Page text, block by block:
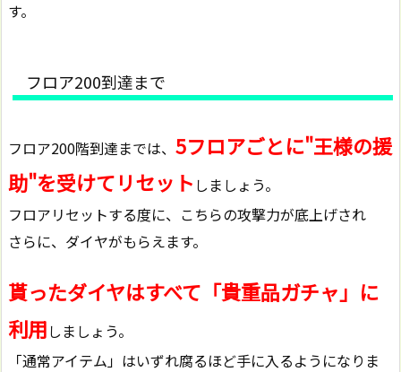
す。
フロア200到達まで
フロア200階到達までは、 5フロアごとに"王様の援
助"を受けてリセット しましょう。
フロアリセットする度に、こちらの攻撃力が底上げされ
さらに、ダイヤがもらえます。
貰ったダイヤはすべて「貴重品ガチャ」に
利用しましょう。
「通常アイテム」はいずれ腐るほど手に入るようになりま